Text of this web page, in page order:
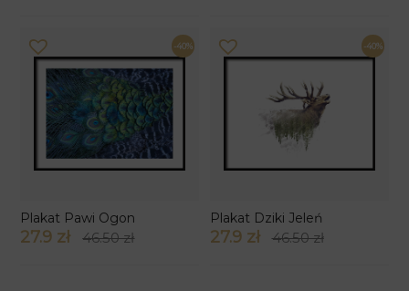
-40%
Plakat Pawi Ogon
27.9 zł 46.50 zł
-40%
Plakat Dziki Jeleń
27.9 zł 46.50 zł